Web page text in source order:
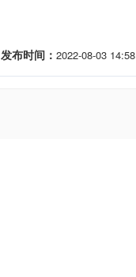
发布时间： 2022-08-03 14:58